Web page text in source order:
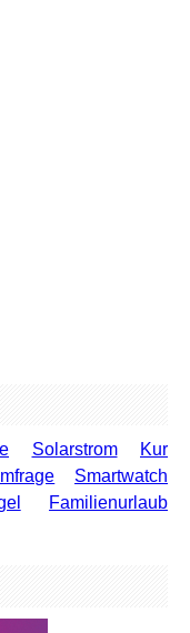
Solarstrom
Kur
Smartwatch
Familienurlaub